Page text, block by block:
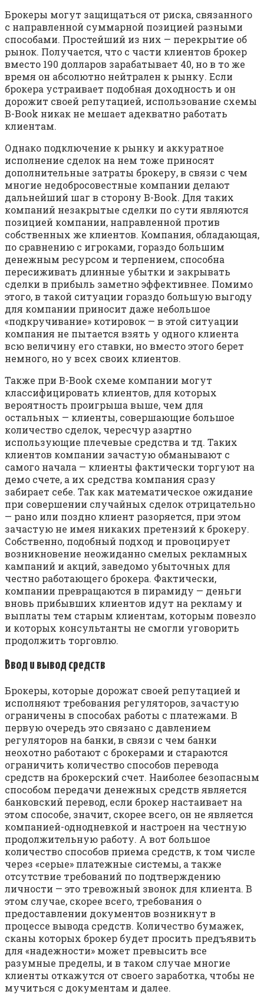
Брокеры могут защищаться от риска, связанного
с направленной суммарной позицией разными
способами. Простейший из них — перекрытие об
рынок. Получается, что с части клиентов брокер
вместо 190 долларов зарабатывает 40, но в то же
время он абсолютно нейтрален к рынку. Если
брокера устраивает подобная доходность и он
дорожит своей репутацией, использование схемы
B-Book никак не мешает адекватно работать
клиентам.
Однако подключение к рынку и аккуратное
исполнение сделок на нем тоже приносят
дополнительные затраты брокеру, в связи с чем
многие недобросовестные компании делают
дальнейший шаг в сторону B-Book. Для таких
компаний незакрытые сделки по сути являются
позицией компании, направленной против
собственных же клиентов. Компания, обладающая,
по сравнению с игроками, гораздо большим
денежным ресурсом и терпением, способна
пересиживать длинные убытки и закрывать
сделки в прибыль заметно эффективнее. Помимо
этого, в такой ситуации гораздо большую выгоду
для компании приносит даже небольшое
«подкручивание» котировок — в этой ситуации
компания не пытается взять у одного клиента
всю величину его ставки, но вместо этого берет
немного, но у всех своих клиентов.
Также при B-Book схеме компании могут
классифицировать клиентов, для которых
вероятность проигрыша выше, чем для
остальных — клиенты, совершающие большое
количество сделок, чересчур азартно
использующие плечевые средства и тд. Таких
клиентов компании зачастую обманывают с
самого начала — клиенты фактически торгуют на
демо счете, а их средства компания сразу
забирает себе. Так как математическое ожидание
при совершении случайных сделок отрицательно
— рано или поздно клиент разоряется, при этом
зачастую не имея никаких претензий к брокеру.
Собственно, подобный подход и провоцирует
возникновение неожиданно смелых рекламных
кампаний и акций, заведомо убыточных для
честно работающего брокера. Фактически,
компании превращаются в пирамиду — деньги
вновь прибывших клиентов идут на рекламу и
выплаты тем старым клиентам, которым повезло
и которых консультанты не смогли уговорить
продолжить торговлю.
Ввод и вывод средств
Брокеры, которые дорожат своей репутацией и
исполняют требования регуляторов, зачастую
ограничены в способах работы с платежами. В
первую очередь это связано с давлением
регуляторов на банки, в связи с чем банки
неохотно работают с брокерами и стараются
ограничить количество способов перевода
средств на брокерский счет. Наиболее безопасным
способом передачи денежных средств является
банковский перевод, если брокер настаивает на
этом способе, значит, скорее всего, он не является
компанией-однодневкой и настроен на честную
продолжительную работу. А вот большое
количество способов приема средств, к том числе
через «серые» платежные системы, а также
отсутствие требований по подтверждению
личности — это тревожный звонок для клиента. В
этом случае, скорее всего, требования о
предоставлении документов возникнут в
процессе вывода средств. Количество бумажек,
сканы которых брокер будет просить предъявить
для «надежности» может превысить все
разумные пределы, и в таком случае многие
клиенты откажутся от своего заработка, чтобы не
мучиться с документам и далее.